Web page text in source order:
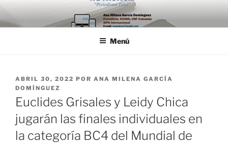
Saltar
al
contenido
Menú
PUBLICADO
EL
ABRIL 30, 2022 POR ANA MILENA GARCÍA
DOMÍNGUEZ
Euclides Grisales y Leidy Chica
jugarán las finales individuales en
la categoría BC4 del Mundial de